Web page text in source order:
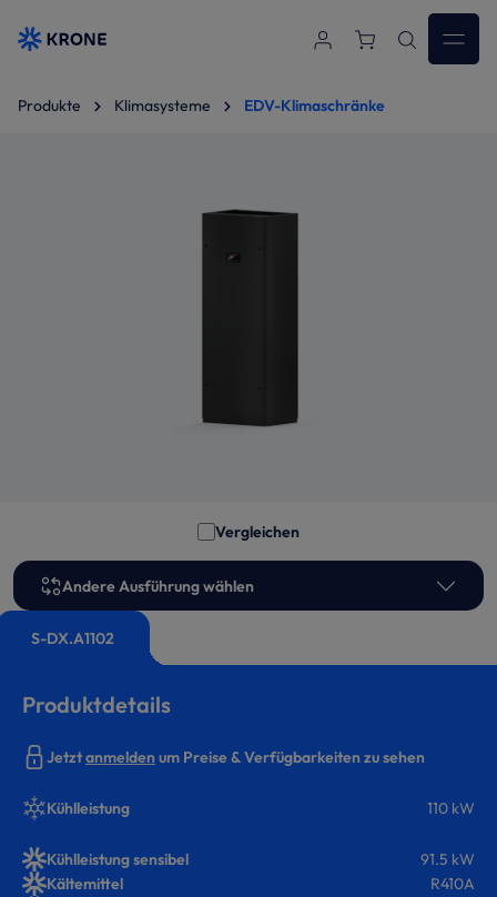
Zum Hauptinhalt springen
Produkte Klimasysteme EDV-Klimaschränke
Vergleichen
S-DX.A1102
Andere Ausführung wählen
Produktdetails
Jetztanmeldenum Preise & Verfügbarkeiten zu sehen
Kühlleistung 110 kW
Kühlleistung sensibel
91.5 kW
Kältemittel
R410A